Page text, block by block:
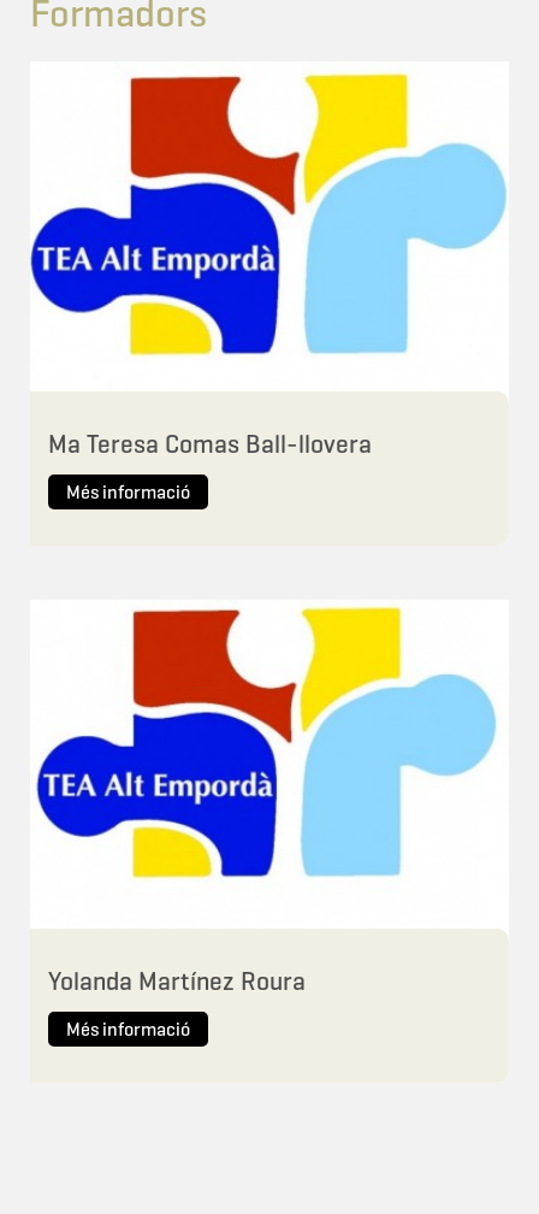
Formadors
Ma Teresa Comas Ball-llovera
Més informació
Yolanda Martínez Roura
Més informació